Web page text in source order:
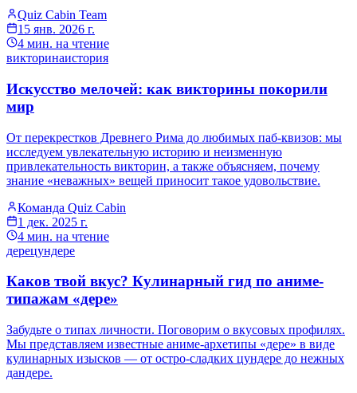
Quiz Cabin Team
15 янв. 2026 г.
4 мин. на чтение
викторинаистория
Искусство мелочей: как викторины покорили
мир
От перекрестков Древнего Рима до любимых паб-квизов: мы
исследуем увлекательную историю и неизменную
привлекательность викторин, а также объясняем, почему
знание «неважных» вещей приносит такое удовольствие.
Команда Quiz Cabin
1 дек. 2025 г.
4 мин. на чтение
дерецундере
Каков твой вкус? Кулинарный гид по аниме-
типажам «дере»
Забудьте о типах личности. Поговорим о вкусовых профилях.
Мы представляем известные аниме-архетипы «дере» в виде
кулинарных изысков — от остро-сладких цундере до нежных
дандере.